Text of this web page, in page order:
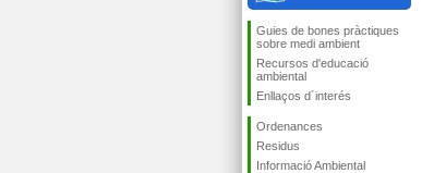
Guies de bones pràctiques
sobre medi ambient
Recursos d'educació
ambiental
Enllaços d´interés
Ordenances
Residus
Informació Ambiental